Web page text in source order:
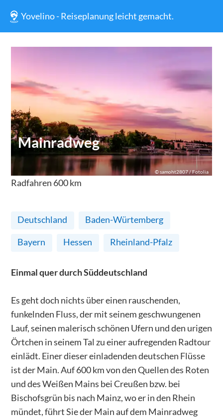
Yovelino - Reiseplanung leicht gemacht.
©samoht2807 / Fotolia
Mainradweg
Radfahren 600km
Deutschland Baden-Würtemberg
Bayern Hessen Rheinland-Pfalz
Einmal quer durch Süddeutschland
Es geht doch nichts über einen rauschenden,
funkelnden Fluss, der mit seinem geschwungenen
Lauf, seinen malerisch schönen Ufern und den urigen
Örtchen in seinem Tal zu einer aufregenden Radtour
einlädt. Einer dieser einladenden deutschen Flüsse
ist der Main. Auf 600 km von den Quellen des Roten
und des Weißen Mains bei Creußen bzw. bei
Bischofsgrün bis nach Mainz, wo er in den Rhein
mündet, führt Sie der Main auf dem Mainradweg